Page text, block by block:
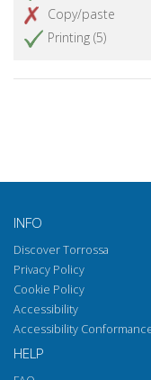
Copy/paste
Printing (5)
INFO
Discover Torrossa
Privacy Policy
Cookie Policy
Accessibility
Accessibility
HELP